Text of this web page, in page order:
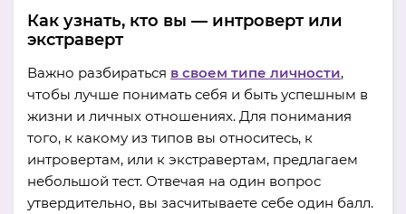
Как узнать, кто вы — интроверт или
экстраверт
Важно разбираться в своем типе личности,
чтобы лучше понимать себя и быть успешным в
жизни и личных отношениях. Для понимания
того, к какому из типов вы относитесь, к
интровертам, или к экстравертам, предлагаем
небольшой тест. Отвечая на один вопрос
утвердительно, вы засчитываете себе один балл.